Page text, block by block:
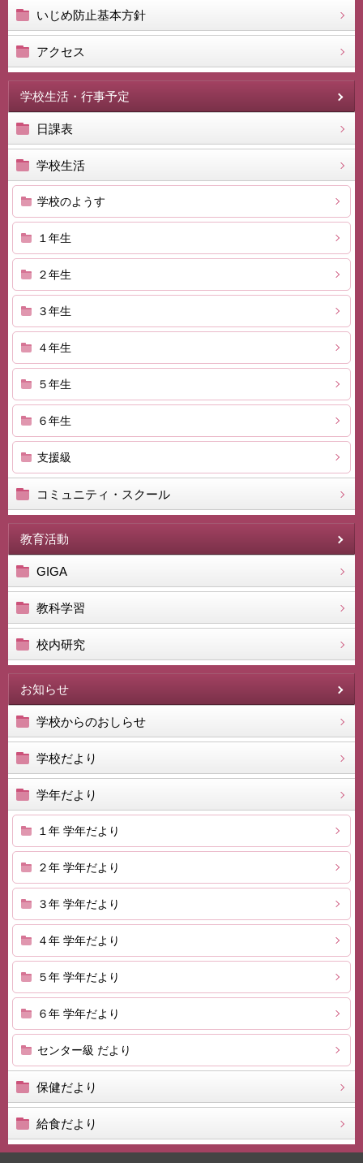
いじめ防止基本方針
アクセス
学校生活・行事予定
日課表
学校生活
学校のようす
１年生
２年生
３年生
４年生
５年生
６年生
支援級
コミュニティ・スクール
教育活動
GIGA
教科学習
校内研究
お知らせ
学校からのおしらせ
学校だより
学年だより
１年 学年だより
２年 学年だより
３年 学年だより
４年 学年だより
５年 学年だより
６年 学年だより
センター級 だより
保健だより
給食だより